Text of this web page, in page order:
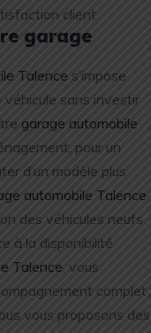
client.
garage
Talence s’impose
sans investir
garage automobile
pour un
d’un modèle plus
automobile Talence
des véhicules neufs
à la disponibilité
Talence , vous
complet
vous proposons des